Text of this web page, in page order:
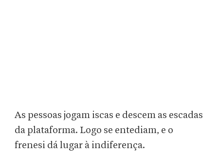
As pessoas jogam iscas e descem as escadas
da plataforma. Logo se entediam, e o
frenesi dá lugar à indiferença.